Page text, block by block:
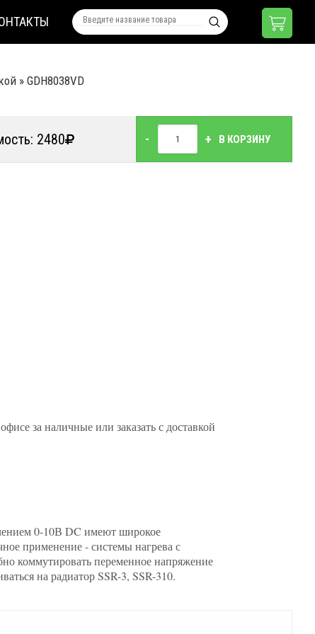
» GDH8038VD
2480 - + В КОРЗИНУ
за наличные или заказать с доставкой
0-10В DC имеют широкое
применение - системы нагрева с
коммутировать переменное напряжение
на радиатор SSR-3, SSR-310.